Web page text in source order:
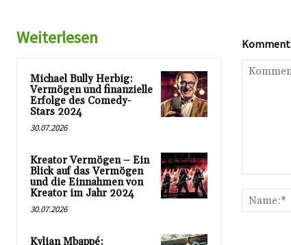
Weiterlesen
Michael Bully Herbig:
Vermögen und finanzielle
Erfolge des Comedy-
Stars 2024
30.07.2026
Kreator Vermögen – Ein
Blick auf das Vermögen
und die Einnahmen von
Kreator im Jahr 2024
30.07.2026
Kylian Mbappé: